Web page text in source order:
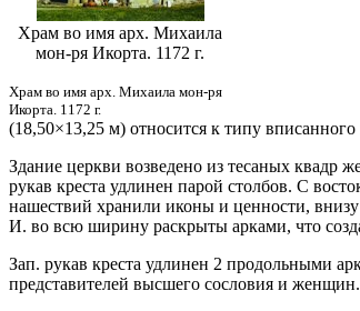
Храм во имя арх. Михаила
мон-ря Икорта. 1172 г.
Храм во имя арх. Михаила мон-ря
Икорта. 1172 г.
(18,50×13,25 м) относится к типу
Здание церкви возведено из тесаных квадр
рукав креста удлинен парой столбов. С
нашествий хранили иконы и ценности,
И. во всю ширину раскрыты арками, что
Зап. рукав креста удлинен 2 продольными
представителей высшего сословия и